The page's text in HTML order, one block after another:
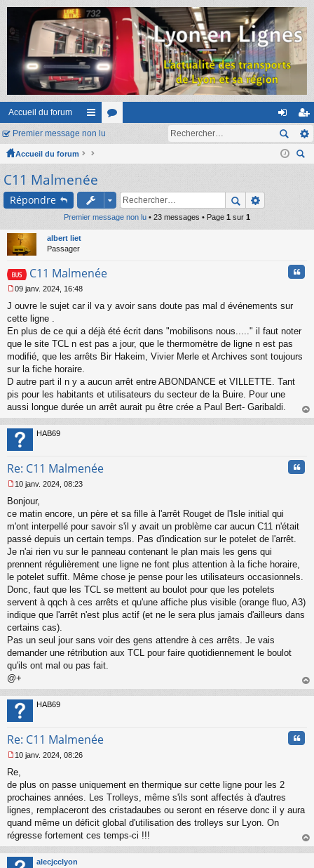
Accueil du forum
ac
co
ur
ci
s
on
ne
ns
cri
Premier message non lu
Accueil du forum
C11 Malmenée
Répondre
Premier message non lu • 23 messages • Page 1 sur 1
albert liet
Passager
C11 Malmenée
e
s
s
g
e
n
o
n
u
09 janv. 2024, 16:48
J ouvre le sujet car il va y avoir sans doute pas mal d événements sur
cette ligne .
En plus de ce qui a déjà été écrit dans "mobilisons nous....." il faut noter
que le site TCL n est pas a jour, que le thermomètre de ligne n est pas
modifié, que les arrêts Bir Hakeim, Vivier Merle et Archives sont toujours
sur la fiche horaire.
D autre part il n y a aucun arrêt entre ABONDANCE et VILLETTE. Tant
pis pour les habitants et utilisateurs du secteur de la Buire. Pour une
aussi longue durée un arrêt aurait pu être crée a Paul Bert- Garibaldi.
au
HAB69
Re: C11 Malmenée
e
s
s
g
e
n
o
n
u
10 janv. 2024, 08:23
Bonjour,
ce matin encore, un père et sa fille à l'arrêt Rouget de l'Isle initial qui
m'ont interpellé pour savoir s'il y avait un problème car aucun C11 n'était
passé depuis un certain temps. Pas d'indication sur le potelet de l'arrêt.
Je n'ai rien vu sur le panneau contenant le plan mais les gens qui
prennent régulièrement une ligne ne font plus attention à la fiche horaire,
le potelet suffit. Même chose je pense pour les utilisateurs occasionnels.
Donc, faut que les TCL se mettent au boulot pour que les potelets
servent à qqch à ces arrêts et qu'une affiche plus visible (orange fluo, A3)
indique que l'arrêt n'est plus actif (et ne le sera plus jamais d'ailleurs dans
certains cas).
Pas un seul jour sans voir des gens attendre à ces arrêts. Je vais
demander une rétribution aux TCL pour faire quotidiennement le boulot
qu'ils ont mal ou pas fait.
@+
au
HAB69
Re: C11 Malmenée
e
s
s
g
e
n
o
n
10 janv. 2024, 08:26
Re,
de plus on passe uniquement en thermique sur cette ligne pour les 2
prochaines années. Les Trolleys, même s'ils sont affectés à d'autres
lignes, remplaceront des cristadaubes ou seront en réserve donc il y aura
quand même un déficit global d'utilisation des trolleys sur Lyon. On
régresse fortement ces temps-ci !!!
au
alecjcclyon